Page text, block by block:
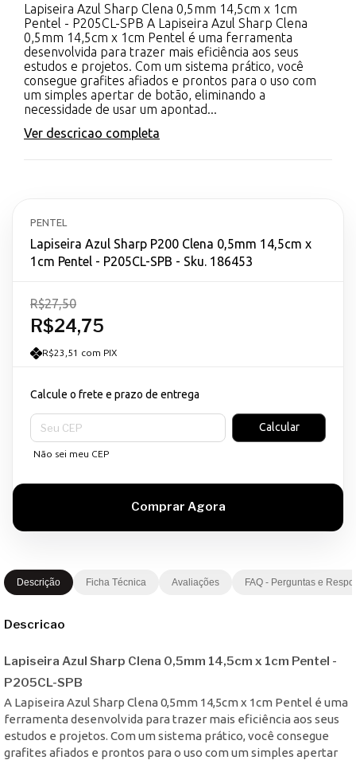
Lapiseira Azul Sharp Clena 0,5mm 14,5cm x 1cm
Pentel - P205CL-SPB A Lapiseira Azul Sharp Clena
0,5mm 14,5cm x 1cm Pentel é uma ferramenta
desenvolvida para trazer mais eficiência aos seus
estudos e projetos. Com um sistema prático, você
consegue grafites afiados e prontos para o uso com
um simples apertar de botão, eliminando a
necessidade de usar um apontad...
Ver descricao completa
PENTEL
Lapiseira Azul Sharp P200 Clena 0,5mm 14,5cm x
1cm Pentel - P205CL-SPB - Sku. 186453
R$24,75
R$27,50
R$23,51 com PIX
Calcule o frete e prazo de entrega
Entregas para o CEP:
Calcular
Não sei meu CEP
Descrição Ficha Técnica Avaliações FAQ - Perguntas e
Descricao
Lapiseira Azul Sharp Clena 0,5mm 14,5cm x 1cm Pentel -
P205CL-SPB
A Lapiseira Azul Sharp Clena 0,5mm 14,5cm x 1cm Pentel é uma
ferramenta desenvolvida para trazer mais eficiência aos seus
estudos e projetos. Com um sistema prático, você consegue
grafites afiados e prontos para o uso com um simples apertar